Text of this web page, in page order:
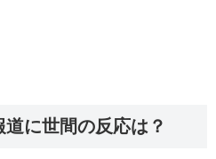
に世間の反応は？